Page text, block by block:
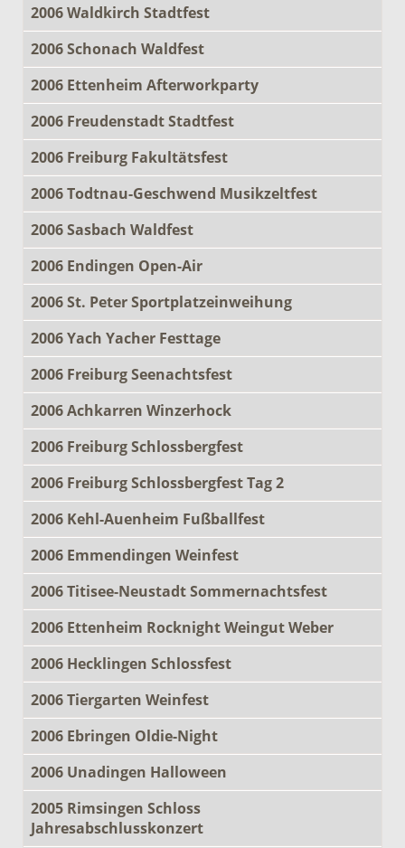
2006 Waldkirch Stadtfest
2006 Schonach Waldfest
2006 Ettenheim Afterworkparty
2006 Freudenstadt Stadtfest
2006 Freiburg Fakultätsfest
2006 Todtnau-Geschwend Musikzeltfest
2006 Sasbach Waldfest
2006 Endingen Open-Air
2006 St. Peter Sportplatzeinweihung
2006 Yach Yacher Festtage
2006 Freiburg Seenachtsfest
2006 Achkarren Winzerhock
2006 Freiburg Schlossbergfest
2006 Freiburg Schlossbergfest Tag 2
2006 Kehl-Auenheim Fußballfest
2006 Emmendingen Weinfest
2006 Titisee-Neustadt Sommernachtsfest
2006 Ettenheim Rocknight Weingut Weber
2006 Hecklingen Schlossfest
2006 Tiergarten Weinfest
2006 Ebringen Oldie-Night
2006 Unadingen Halloween
2005 Rimsingen Schloss
Jahresabschlusskonzert